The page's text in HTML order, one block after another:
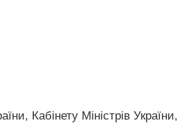
Кабінету Міністрів України,